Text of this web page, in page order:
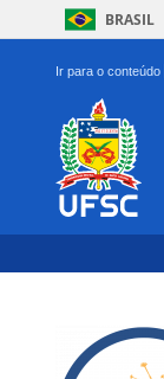
BRASIL
Ir para o conteúdo